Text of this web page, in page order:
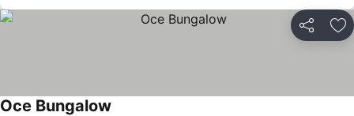
Deli
Oce Bungalow